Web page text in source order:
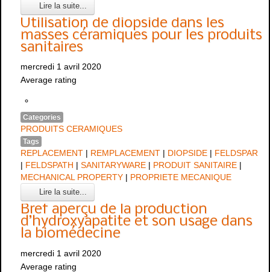
Lire la suite...
Utilisation de diopside dans les
masses céramiques pour les produits
sanitaires
mercredi 1 avril 2020
Average rating
Categories
PRODUITS CERAMIQUES
Tags
REPLACEMENT | REMPLACEMENT | DIOPSIDE | FELDSPAR
| FELDSPATH |SANITARYWARE | PRODUIT SANITAIRE |
MECHANICAL PROPERTY | PROPRIETE MECANIQUE
Lire la suite...
Bref aperçu de la production
d’hydroxyapatite et son usage dans
la biomédecine
mercredi 1 avril 2020
Average rating